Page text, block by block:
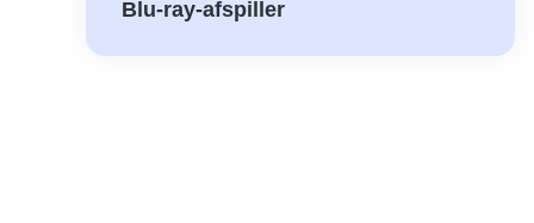
Blu-ray-afspiller